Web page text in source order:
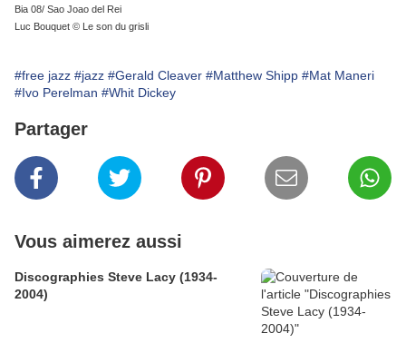
Bia 08/ Sao Joao del Rei
Luc Bouquet © Le son du grisli
#free jazz #jazz #Gerald Cleaver #Matthew Shipp #Mat Maneri
#Ivo Perelman #Whit Dickey
Partager
Vous aimerez aussi
Discographies Steve Lacy (1934-
2004)